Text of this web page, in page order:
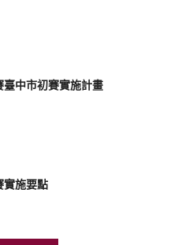
臺中市初賽實施計畫
實施要點